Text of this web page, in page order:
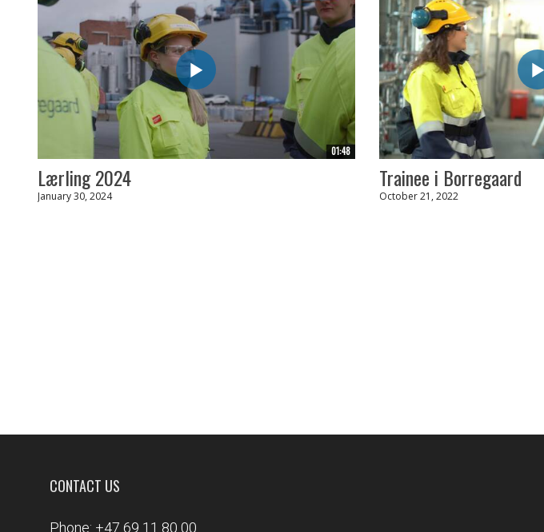
01:48
Lærling 2024
January 30, 2024
Trainee i Borregaard
October 21, 2022
CONTACT US
Phone: +47 69 11 80 00